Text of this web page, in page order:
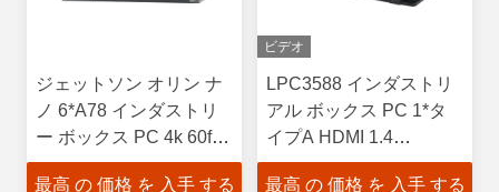
ジェットソン オリン ナ
ノ 6*A78 インダストリ
ー ボックス PC 4k 60fps
ビデオエンコーディング
最高 の 価格 を 入手 する
ビデオ
LPC3588 インダストリ
アル ボックス PC 1*タ
イプA HDMI 1.4
1080P@60fpsまで
最高 の 価格 を 入手 する